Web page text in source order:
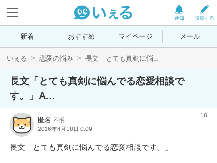
投稿する
通知
新着 おすすめ マイページ メール
いぇる 恋愛の悩み 長文「とても真剣に悩...
長文「とても真剣に悩んでる恋愛相談で
す。」A…
匿名 不明
2026年4月18日 0:09
18
長文「とても真剣に悩んでる恋愛相談です。」